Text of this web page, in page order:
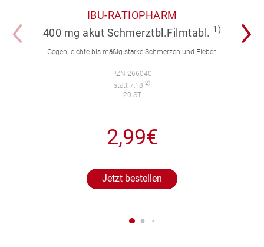
IBU-RATIOPHARM
400 mg akut Schmerztbl.Filmtabl. 1)
Gegen leichte bis mäßig starke Schmerzen und Fieber.
PZN 266040
statt 7,18 2)
20 ST
2,99€
Jetzt bestellen